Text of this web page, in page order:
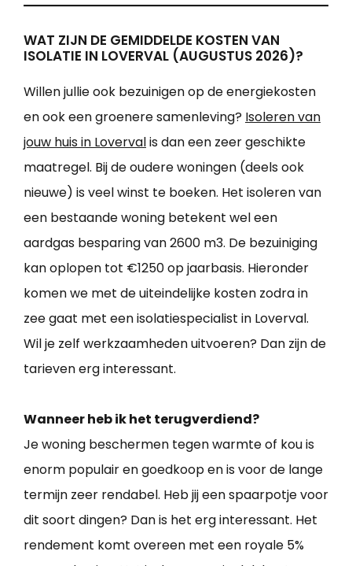
WAT ZIJN DE GEMIDDELDE KOSTEN VAN
ISOLATIE IN LOVERVAL (AUGUSTUS 2026)?
Willen jullie ook bezuinigen op de energiekosten
en ook een groenere samenleving? Isoleren van
jouw huis in Lovervalis dan een zeer geschikte
maatregel. Bij de oudere woningen (deels ook
nieuwe) is veel winst te boeken. Het isoleren van
een bestaande woning betekent wel een
aardgas besparing van 2600 m3. De bezuiniging
kan oplopen tot €1250 op jaarbasis. Hieronder
komen we met de uiteindelijke kosten zodra in
zee gaat met een isolatiespecialist in Loverval.
Wil je zelf werkzaamheden uitvoeren? Dan zijn de
tarieven erg interessant.
Wanneer heb ik het terugverdiend?
Je woning beschermen tegen warmte of kou is
enorm populair en goedkoop en is voor de lange
termijn zeer rendabel. Heb jij een spaarpotje voor
dit soort dingen? Dan is het erg interessant. Het
rendement komt overeen met een royale 5%